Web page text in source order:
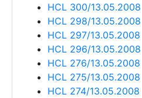
HCL 300/13.05.2008
HCL 298/13.05.2008
HCL 297/13.05.2008
HCL 296/13.05.2008
HCL 276/13.05.2008
HCL 275/13.05.2008
HCL 274/13.05.2008